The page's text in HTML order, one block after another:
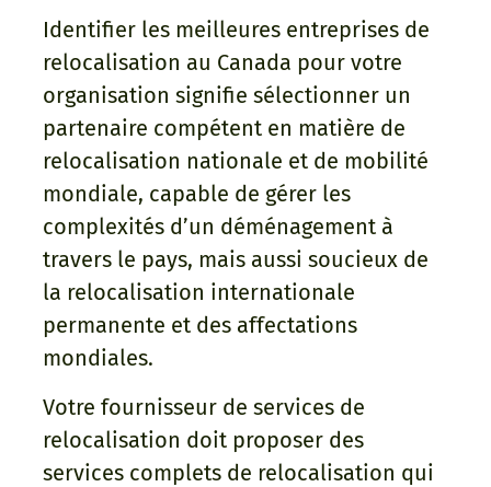
Identifier les meilleures entreprises de
relocalisation au Canada pour votre
organisation signifie sélectionner un
partenaire compétent en matière de
relocalisation nationale et de mobilité
mondiale, capable de gérer les
complexités d’un déménagement à
travers le pays, mais aussi soucieux de
la relocalisation internationale
permanente et des affectations
mondiales.
Votre fournisseur de services de
relocalisation doit proposer des
services complets de relocalisation qui